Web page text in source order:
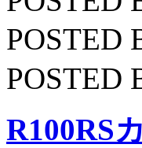
POSTED
POSTED
R100RS